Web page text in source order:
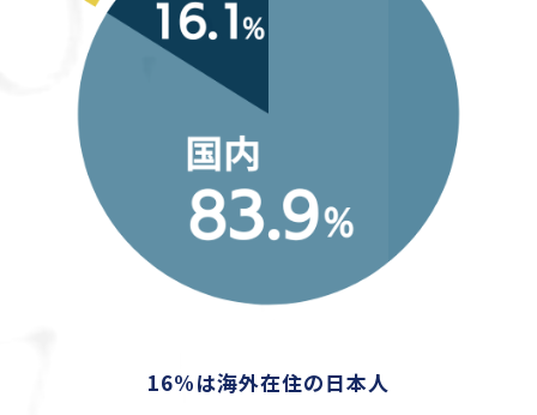
16%は海外在住の日本人